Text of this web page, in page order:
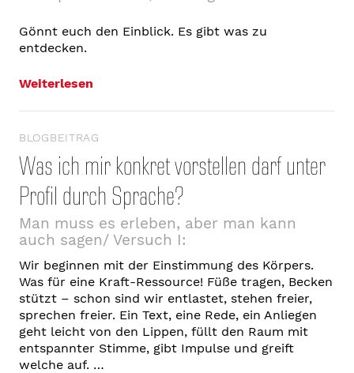
Gönnt euch den Einblick. Es gibt was zu
entdecken.
Weiterlesen
BLOGBEITRAG
Was ich mir konkret vorstellen darf unter
Profil durch Sprache?
Man muss es erleben, aber man kann
auch sagen/ Versuch I:
Wir beginnen mit der Einstimmung des Körpers.
Was für eine Kraft-Ressource! Füße tragen, Becken
stützt – schon sind wir entlastet, stehen freier,
sprechen freier. Ein Text, eine Rede, ein Anliegen
geht leicht von den Lippen, füllt den Raum mit
entspannter Stimme, gibt Impulse und greift
welche auf. …